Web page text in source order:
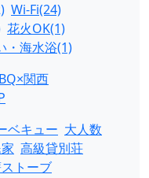
Wi-Fi(24)
花火OK(1)
・海水浴(1)
関西
ベキュー 大人数
高級貸別荘
トーブ